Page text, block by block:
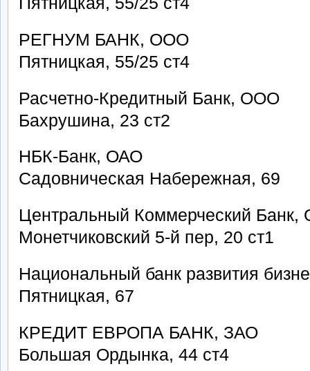
РЕГНУМ БАНК, ООО
Пятницкая, 55/25 ст4
Расчетно-Кредитный Банк, ООО
Бахрушина, 23 ст2
НБК-Банк, ОАО
Садовническая Набережная, 69
Центральный Коммерческий
Монетчиковский 5-й пер, 20 ст1
Национальный банк развития
Пятницкая, 67
КРЕДИТ ЕВРОПА БАНК, ЗАО
Большая Ордынка, 44 ст4